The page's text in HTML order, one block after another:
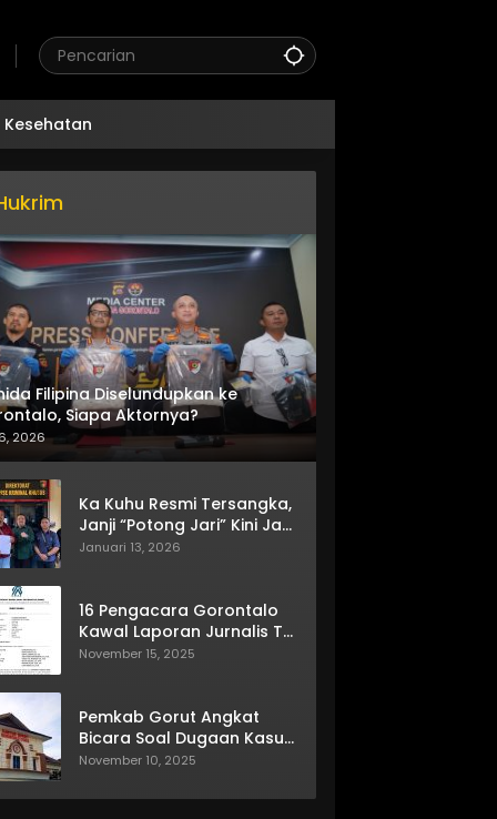
Kesehatan
Filipina Diselundupkan ke
Siapa Aktornya?
2026
Ka Kuhu Resmi Tersangka,
Janji “Potong Jari” Kini Jadi
Bumerang
Januari 13, 2026
16 Pengacara Gorontalo
Kawal Laporan Jurnalis TV
One
November 15, 2025
Pemkab Gorut Angkat
Bicara Soal Dugaan Kasus
Asusila Oknum ASN
November 10, 2025